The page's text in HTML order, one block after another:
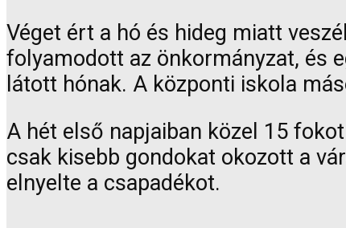
Véget ért a hó és hideg miatt
folyamodott az önkormányzat, és
látott hónak. A központi iskola
A hét első napjaiban közel 15
csak kisebb gondokat okozott a
elnyelte a csapadékot.